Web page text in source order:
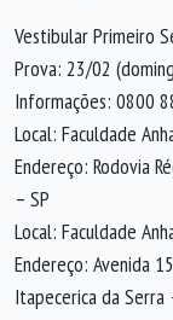
Vestibular Primeiro
Prova: 23/02
Informações: 0800
Local: Faculdade
Endereço: Rodovia
– SP
Local: Faculdade
Endereço: Avenida
Itapecerica da Serra